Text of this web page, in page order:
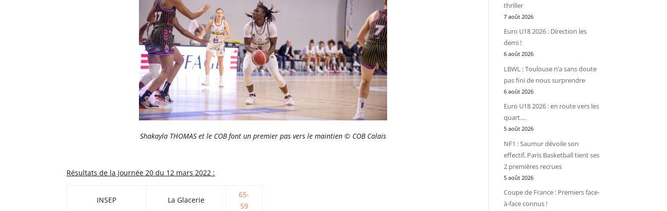
Shakayla THOMAS et le COB font un premier pas vers le maintien © COB Calais
Résultats de la journée 20 du 12 mars 2022 :
INSEP La Glacerie
65-
59
thriller
7 août 2026
Euro U18 2026 : Direction les
demi !
6 août 2026
LBWL : Toulouse n’a sans doute
pas fini de nous surprendre
6 août 2026
Euro U18 2026 : en route vers les
quart….
5 août 2026
NF1 : Saumur dévoile son
effectif, Paris Basketball tient ses
2 premières recrues
5 août 2026
Coupe de France : Premiers face-
à-face connus !